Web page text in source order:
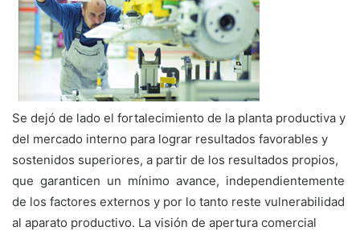
Se dejó de lado el fortalecimiento de la planta productiva y
del mercado interno para lograr resultados favorables y
sostenidos superiores, a partir de los resultados propios,
que garanticen un mínimo avance, independientemente
de los factores externos y por lo tanto reste vulnerabilidad
al aparato productivo. La visión de apertura comercial